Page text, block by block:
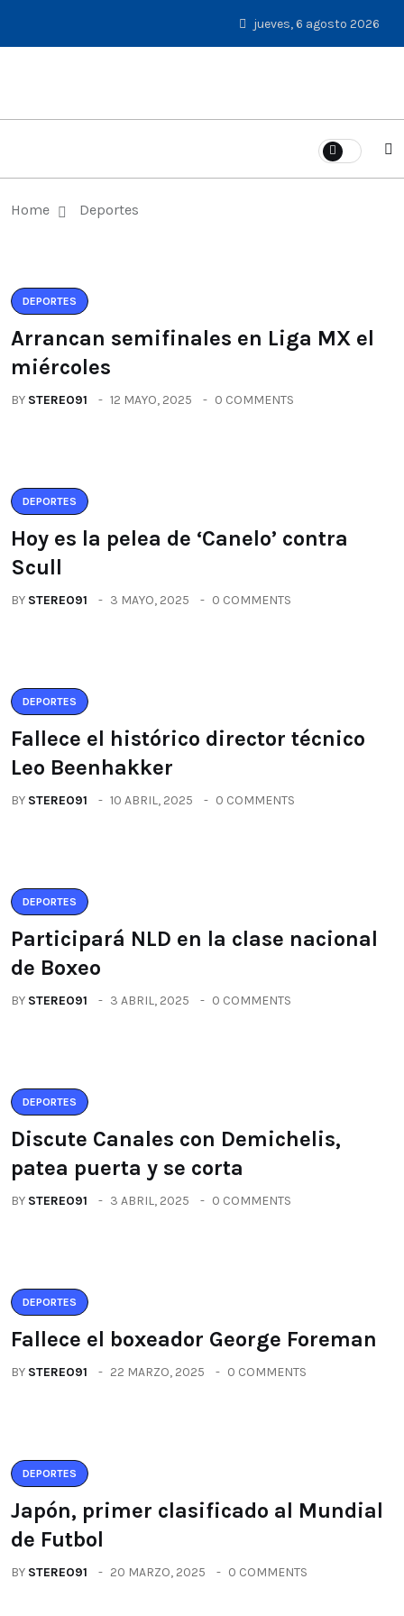
jueves, 6 agosto 2026
Home Deportes
DEPORTES
Arrancan semifinales en Liga MX el
miércoles
BY STEREO91 12 MAYO, 2025 0 COMMENTS
DEPORTES
Hoy es la pelea de ‘Canelo’ contra
Scull
BY STEREO91 3 MAYO, 2025 0 COMMENTS
DEPORTES
Fallece el histórico director técnico
Leo Beenhakker
BY STEREO91 10 ABRIL, 2025 0 COMMENTS
DEPORTES
Participará NLD en la clase nacional
de Boxeo
BY STEREO91 3 ABRIL, 2025 0 COMMENTS
DEPORTES
Discute Canales con Demichelis,
patea puerta y se corta
BY STEREO91 3 ABRIL, 2025 0 COMMENTS
DEPORTES
Fallece el boxeador George Foreman
BY STEREO91 22 MARZO, 2025 0 COMMENTS
DEPORTES
Japón, primer clasificado al Mundial
de Futbol
BY STEREO91 20 MARZO, 2025 0 COMMENTS